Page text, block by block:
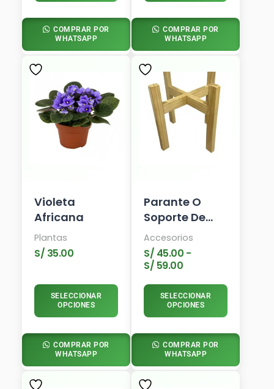
COMPRAR POR
WHATSAPP
COMPRAR POR
WHATSAPP
Violeta
Africana
Plantas
S/ 35.00
SELECCIONAR
OPCIONES
COMPRAR POR
WHATSAPP
Parante O
Soporte De
Madera
Natural
Accesorios
S/ 45.00 -
S/ 59.00
Precios:
Desde
S/ 45.00
Hasta
S/ 59.00
SELECCIONAR
OPCIONES
Este
Producto
Tiene
Múltiples
Variantes.
Las
Opciones
En
La
Página
De
Producto
COMPRAR POR
WHATSAPP